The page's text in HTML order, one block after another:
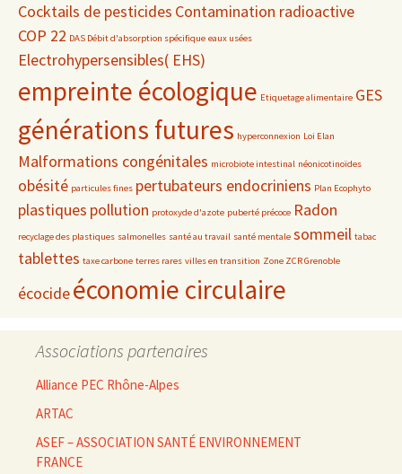
Cocktails de pesticides Contamination radioactive
COP 22 DAS Débit d'absorption spécifique eaux usées
Electrohypersensibles( EHS)
empreinte écologique Etiquetage alimentaire GES
générations futures hyperconnexion Loi Elan
Malformations congénitales microbiote intestinal néonicotinoïdes
obésité particules fines pertubateurs endocriniens Plan Ecophyto
plastiques pollution protoxyde d'azote puberté précoce Radon
recyclage des plastiques salmonelles santé au travail santé mentale sommeil tabac
tablettes taxe carbone terres rares villes en transition Zone ZCR Grenoble
écocideéconomie circulaire
Associations partenaires
Alliance PEC Rhône-Alpes
ARTAC
ASEF – ASSOCIATION SANTÉ ENVIRONNEMENT
FRANCE